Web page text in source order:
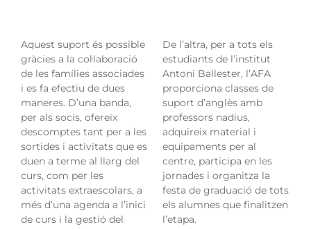
Aquest suport és possible
gràcies a la col·laboració
de les famílies associades
i es fa efectiu de dues
maneres. D’una banda,
per als socis, ofereix
descomptes tant per a les
sortides i activitats que es
duen a terme al llarg del
curs, com per les
activitats extraescolars, a
més d’una agenda a l’inici
de curs i la gestió del
De l’altra, per a tots els
estudiants de l’institut
Antoni Ballester, l’AFA
proporciona classes de
suport d’anglès amb
professors nadius,
adquireix material i
equipaments per al
centre, participa en les
jornades i organitza la
festa de graduació de tots
els alumnes que finalitzen
l’etapa.